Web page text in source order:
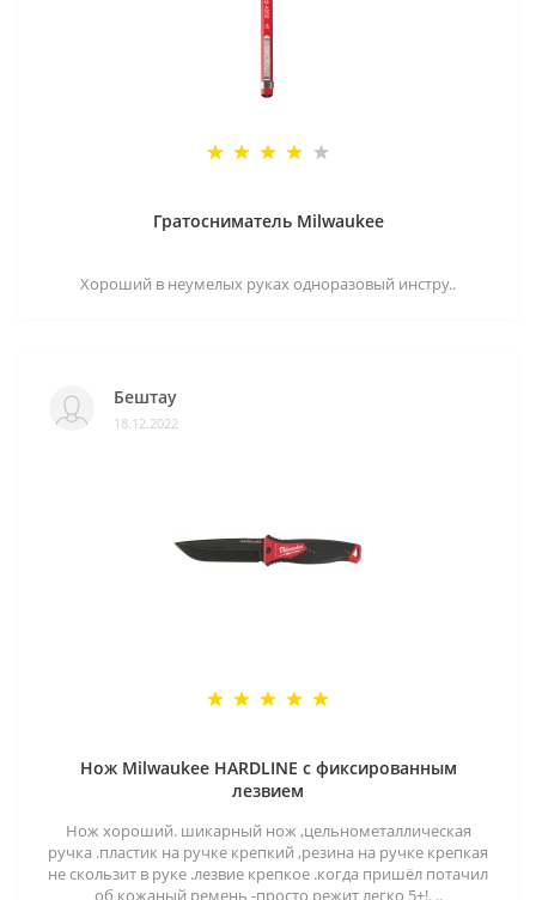
Гратосниматель Milwaukee
Хороший в неумелых руках одноразовый инстру..
Бештау
18.12.2022
Нож Milwaukee HARDLINE с фиксированным
лезвием
Нож хороший. шикарный нож ,цельнометаллическая
ручка .пластик на ручке крепкий ,резина на ручке крепкая
не скользит в руке .лезвие крепкое .когда пришёл потачил
об кожаный ремень -просто режит легко 5+!. ..